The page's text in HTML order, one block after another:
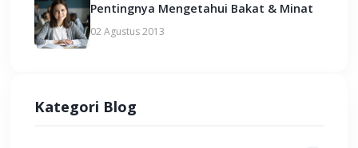
Pentingnya Mengetahui Bakat & Minat
02 Agustus 2013
Kategori Blog